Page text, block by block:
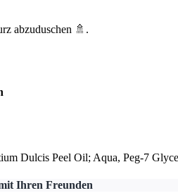
abzuduschen 🚿.
Dulcis Peel Oil; Aqua, Peg-7
Ihren Freunden